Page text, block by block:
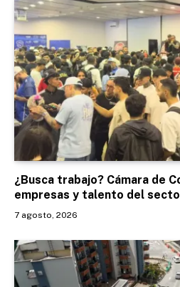
¿Busca trabajo? Cámara de
empresas y talento del
7 agosto, 2026